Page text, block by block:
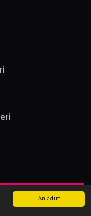
Anladım
Giyim ve Moda